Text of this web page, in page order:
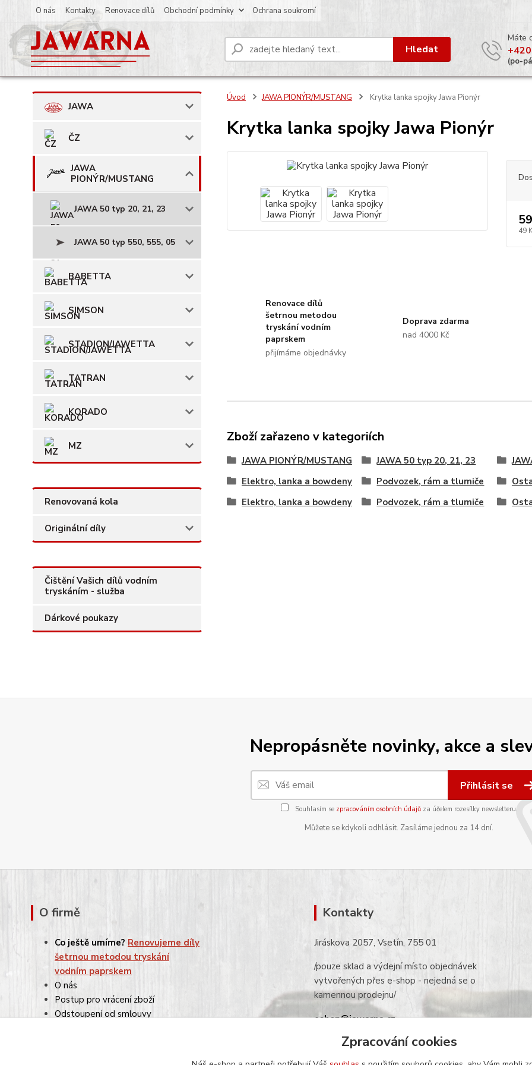
O nás Kontakty Renovace dílů Obchodní podmínky Ochrana soukromí
Hledat
Máte
(po-
JAWA
ČZ
JAWA
PIONÝR/MUSTANG
JAWA 50 typ 20, 21, 23
JAWA 50 typ 550, 555, 05
BABETTA
SIMSON
STADION/JAWETTA
TATRAN
KORADO
MZ
Renovovaná kola
Originální díly
Čištění Vašich dílů vodním
tryskáním - služba
Dárkové poukazy
Úvod JAWA PIONÝR/MUSTANG Krytka lanka spojky Jawa Pionýr
Krytka lanka spojky Jawa Pionýr
49
Renovace dílů
šetrnou metodou
tryskání vodním
paprskem
přijímáme objednávky
Doprava zdarma
nad 4000 Kč
Zboží zařazeno v kategoriích
JAWA PIONÝR/MUSTANG JAWA 50 typ 20, 21, 23
Elektro, lanka a bowdeny
Podvozek, rám a tlumiče
Elektro, lanka a bowdeny
Podvozek, rám a tlumiče
Nepropásněte novinky, akce a
Přihlásit se
Souhlasím se zpracováním osobních údajůza účelem rozesílky newsletteru.
Můžete se kdykoli odhlásit. Zasíláme jednou za 14 dní.
O firmě
Co ještě umíme? Renovujeme díly
šetrnou metodou tryskání
vodním paprskem
O nás
Postup pro vrácení zboží
Odstoupení od smlouvy
Kontakty
Jiráskova 2057, Vsetín, 755 01
/pouze sklad a výdejní místo objednávek
vytvořených přes e-shop - nejedná se o
kamennou prodejnu/
eshop@jawarna.cz
tel.: +420 608 369 346
(po-pá 9h-16h)
Zpracování cookies